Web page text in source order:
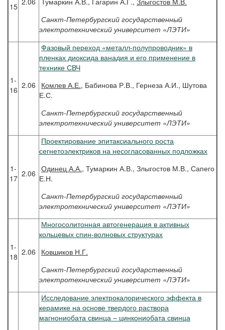
15
Санкт-Петербургский государственный
электротехнический университет «ЛЭТИ»
1-
16 2.06
Фазовый переход «металл-полупроводник» в
пленках диоксида ванадия и его применение в
технике СВЧ
Комлев А.Е., Бабинова Р.В., Гернеза А.И., Шутова
Е.С.
Санкт-Петербургский государственный
электротехнический университет «ЛЭТИ»
1-
17 2.06
Проектирование эпитаксиального роста
сегнетоэлектриков на несогласованных подложках
Одинец А.А., Тумаркин А.В., Злыгостов М.В., Сапего
Е.Н.
Санкт-Петербургский государственный
электротехнический университет «ЛЭТИ»
1-
18 2.06
Многосолитонная автогенерация в активных
кольцевых спин-волновых структурах
Ковшиков Н.Г.
Санкт-Петербургский государственный
электротехнический университет «ЛЭТИ»
Исследование электрокалорического эффекта в
керамике на основе твердого раствора
магнониобата свинца – цинкониобата свинца